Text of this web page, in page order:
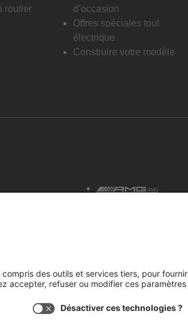
routier
d’occasion
Offres spéciales tout
électrique
Construire votre modèle
AMG